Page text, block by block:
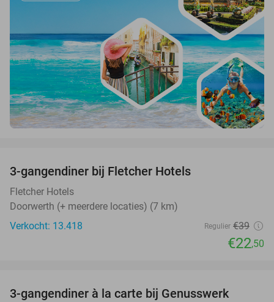
3-gangendiner bij Fletcher Hotels
Fletcher Hotels
Doorwerth (+ meerdere locaties) (7 km)
Verkocht: 13.418
Regulier €39
€22,50
3-gangendiner à la carte bij Genusswerk